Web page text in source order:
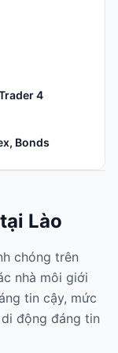
4
Bonds
Lào
chóng trên
nhà môi giới
tin cậy, mức
động đáng tin